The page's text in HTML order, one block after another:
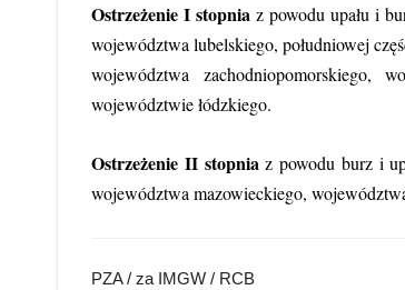
Ostrzeżenie I stopnia z powodu upału i
województwa lubelskiego, południowej
województwa zachodniopomorskiego,
województwie łódzkiego.
Ostrzeżenie II stopnia z powodu burz i
województwa mazowieckiego,
PZA / za IMGW / RCB